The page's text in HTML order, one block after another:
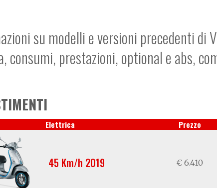
su modelli e versioni precedenti di
consumi, prestazioni, optional e abs,
Elettrica Prezzo
45 Km/h 2019 € 6.410